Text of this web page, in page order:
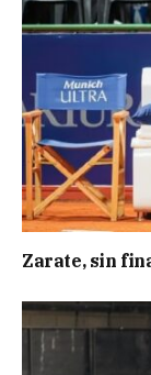
Zarate, sin